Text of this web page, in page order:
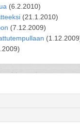
(6.2.2010)
(21.1.2010)
(7.12.2009)